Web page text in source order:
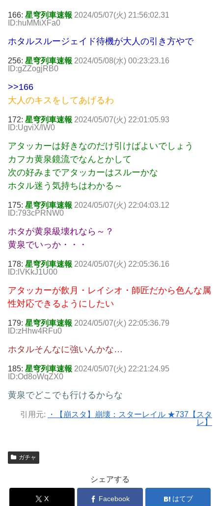
166: 星穹列車速報 2024/05/07(火) 21:56:02.31
ID:huMMiXFa0
ホタルスルージェイド待機が大人の引き方やで
256: 星穹列車速報 2024/05/08(水) 00:23:23.16
ID:gZZogjRB0
>>166
大人のキスをしてあげるわ
172: 星穹列車速報 2024/05/07(火) 22:01:05.93
ID:UgviX/lW0
アタッカーは好きなのだけ引けばよいでしょう
カフカ黄泉鏡流でなんとかして
次の好みまでアタッカーはスルーかな
ホタル迷う気持ちはわかる～
175: 星穹列車速報 2024/05/07(火) 22:04:03.12
ID:793cPRNW0
ホタが黄泉級壊れなら～？
黄泉でいっか・・・
178: 星穹列車速報 2024/05/07(火) 22:05:36.16
ID:lVKkJ1U00
アタッカーが飲月・レイシオ・師匠だから色んな属
性対応できるようにしたい
179: 星穹列車速報 2024/05/07(火) 22:05:36.79
ID:zHhw4RFu0
ホタルそんなに強いんかな…
185: 星穹列車速報 2024/05/07(火) 22:21:24.95
ID:Od8oWqZX0
黄泉でどこでも行けるからな
引用元:
・【崩スタ】崩壊：スターレイル ★737【スタ
レ】
ガチャ
シェアする
X Facebook はてブ